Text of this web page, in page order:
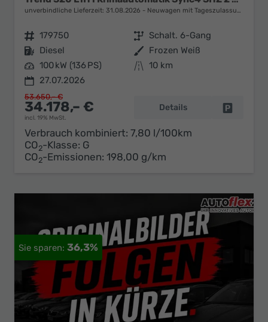
unverbindliche Lieferzeit: 31.08.2026 Neuwagen mit Tageszulassung
Fahrzeugnr. 179750 Getriebe Schalt. 6-Gang
Kraftstoff Diesel Außenfarbe Frozen Weiß
Leistung 100 kW (136 PS) Kilometerstand 10 km
27.07.2026
34.178,– €
incl. 19% MwSt.
53.650,– €
Details
Verbrauch kombiniert: 7,80 l/100km
CO2-Klasse: G
CO2-Emissionen: 198,00 g/km
36,3%